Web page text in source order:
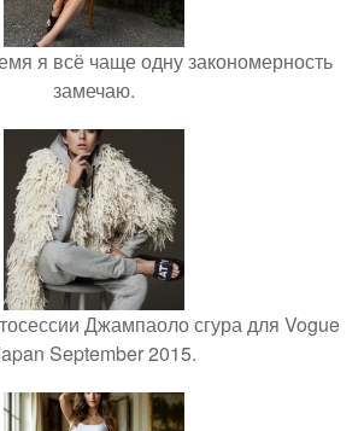
я всё чаще одну закономерность
замечаю.
Джампаоло сгура для Vogue
September 2015.